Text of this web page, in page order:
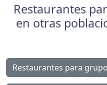
Restaurantes
en otras
Restaurantes para